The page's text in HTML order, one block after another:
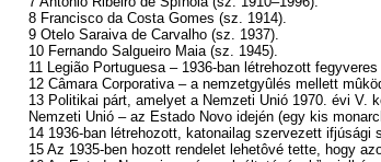
8 Francisco da Costa Gomes (sz. 1914).
9 Otelo Saraiva de Carvalho (sz. 1937).
10 Fernando Salgueiro Maia (sz. 1945).
11 Legião Portuguesa – 1936-ban létrehozott
12 Câmara Corporativa – a nemzetgyûlés mellett
13 Politikai párt, amelyet a Nemzeti Unió 1970. évi V.
Nemzeti Unió – az Estado Novo idején (egy kis
14 1936-ban létrehozott, katonailag szervezett ifjúsági
15 Az 1935-ben hozott rendelet lehetôvé tette, hogy